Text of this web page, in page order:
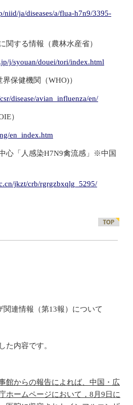
niid/ja/diseases/a/flua-h7n9/3395-
関する情報（農林水産省）
j/syouan/douei/tori/index.html
保健機関（WHO)）
disease/avian_influenza/en/
）
en_index.htm
心「人感染H7N9禽流感」※中国
jkzt/crb/rgrgzbxqlg_5295/
関連情報（第13報）について
た内容です。
館からの報告によれば、中国・広
ホームページにおいて，8月9日に